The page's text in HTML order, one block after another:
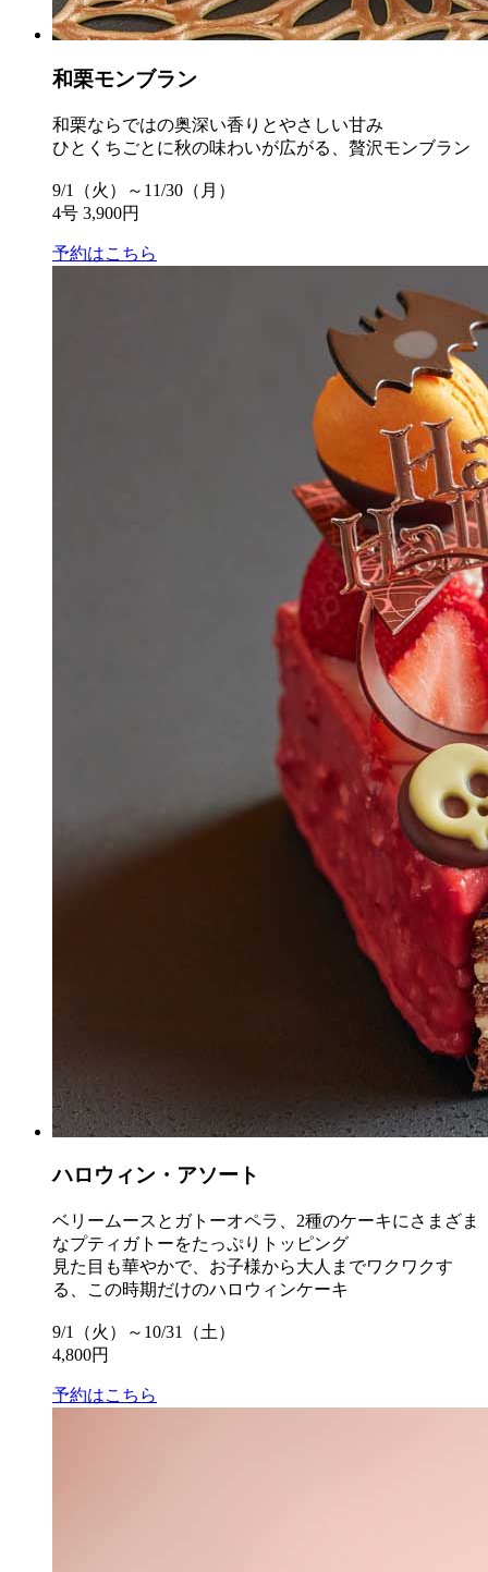
和栗モンブラン
和栗ならではの奥深い香りとやさしい甘み
ひとくちごとに秋の味わいが広がる、贅沢モンブラン
9/1（火）～11/30（月）
4号 3,900円
予約はこちら
ハロウィン・アソート
ベリームースとガトーオペラ、2種のケーキにさまざま
なプティガトーをたっぷりトッピング
見た目も華やかで、お子様から大人までワクワクす
る、この時期だけのハロウィンケーキ
9/1（火）～10/31（土）
4,800円
予約はこちら